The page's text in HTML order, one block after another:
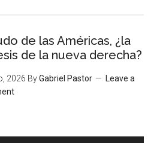
de las Américas, ¿la
de la nueva derecha?
2026 ByGabriel Pastor
Leave a